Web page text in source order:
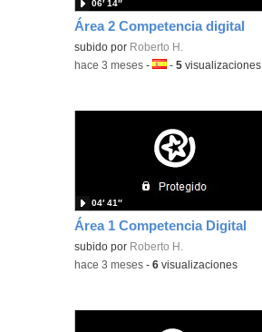
Área 2 Competencia digital
Contenido educativo.
subido por Roberto H.
06′ 14″
-hace 3 meses -Idioma:
-5 visualizaciones
Área 1 Competencia Digital
Contenido educativo.
subido por Roberto H.
04′ 41″
-hace 3 meses -6 visualizaciones